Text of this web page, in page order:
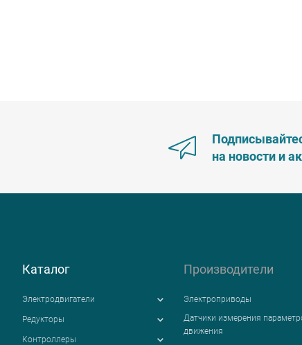
на новости и
Каталог
Электродвигатели
Редукторы
Контроллеры
Производители
Электроприводы
Датчики измерения
движения